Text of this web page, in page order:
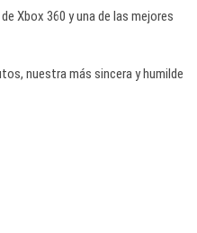
Xbox 360 y una de las mejores
nuestra más sincera y humilde